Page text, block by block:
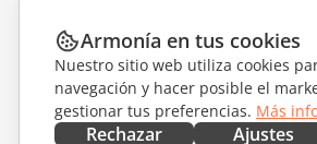
Armonía en tus cookies
Nuestro sitio web utiliza cookies
navegación y hacer posible el
gestionar tus preferencias. Más
Rechazar Ajustes